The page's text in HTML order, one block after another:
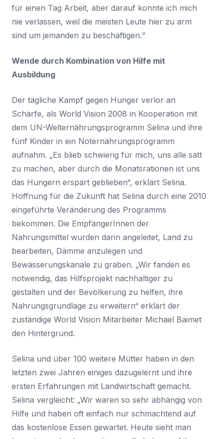
für einen Tag Arbeit, aber darauf konnte ich mich
nie verlassen, weil die meisten Leute hier zu arm
sind um jemanden zu beschäftigen.“
Wende durch Kombination von Hilfe mit
Ausbildung
Der tägliche Kampf gegen Hunger verlor an
Schärfe, als World Vision 2008 in Kooperation mit
dem UN-Welternährungsprogramm Selina und ihre
fünf Kinder in ein Noternährungsprogramm
aufnahm. „Es blieb schwierig für mich, uns alle satt
zu machen, aber durch die Monatsrationen ist uns
das Hungern erspart geblieben“, erklärt Selina.
Hoffnung für die Zukunft hat Selina durch eine 2010
eingeführte Veränderung des Programms
bekommen. Die EmpfängerInnen der
Nahrungsmittel wurden darin angeleitet, Land zu
bearbeiten, Dämme anzulegen und
Bewässerungskanale zu graben. „Wir fanden es
notwendig, das Hilfsprojekt nachhaltiger zu
gestalten und der Bevölkerung zu helfen, ihre
Nahrungsgrundlage zu erweitern“ erklärt der
zuständige World Vision Mitarbeiter Michael Baimet
den Hintergrund.
Selina und über 100 weitere Mütter haben in den
letzten zwei Jahren einiges dazugelernt und ihre
ersten Erfahrungen mit Landwirtschaft gemacht.
Selina vergleicht: „Wir waren so sehr abhängig von
Hilfe und haben oft einfach nur schmachtend auf
das kostenlose Essen gewartet. Heute sieht man